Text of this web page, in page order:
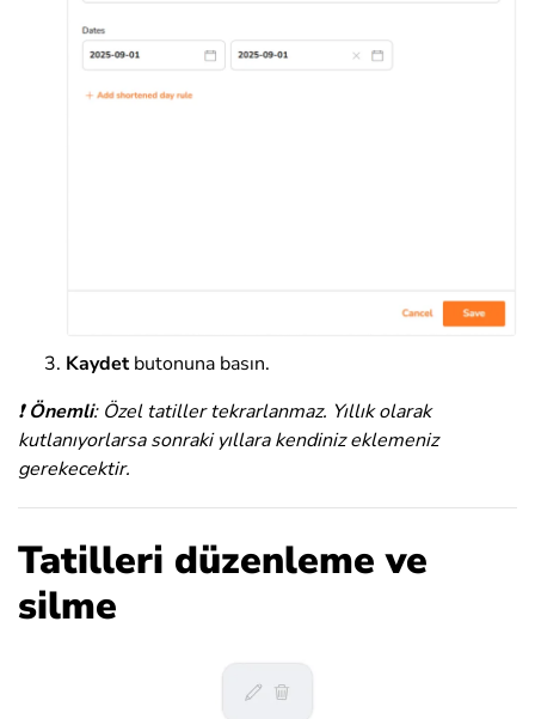
Kaydetbutonuna basın.
❗Önemli: Özel tatiller tekrarlanmaz. Yıllık olarak
kutlanıyorlarsa sonraki yıllara kendiniz eklemeniz
gerekecektir.
Tatilleri düzenleme ve
silme